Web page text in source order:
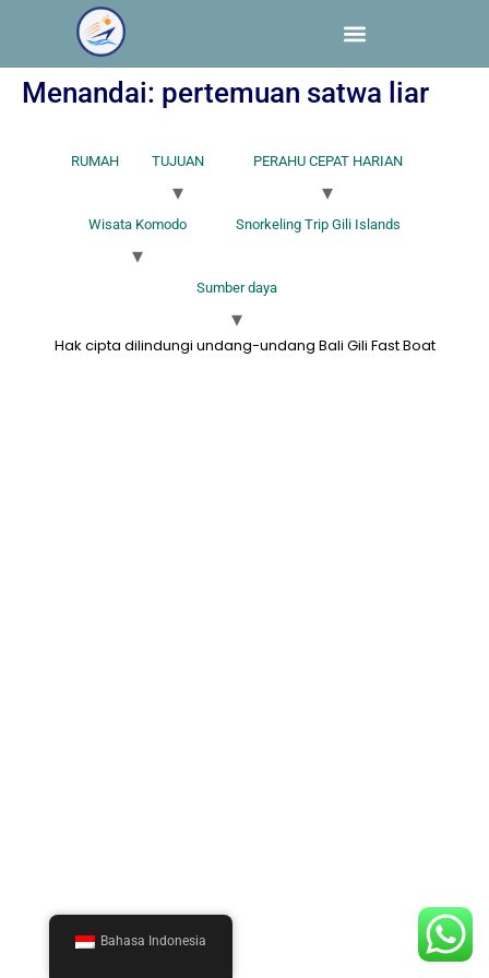
Menandai: pertemuan satwa liar
RUMAH TUJUAN PERAHU CEPAT HARIAN
Wisata Komodo Snorkeling Trip Gili Islands
Sumber daya
Hak cipta dilindungi undang-undang Bali Gili Fast Boat
Bahasa Indonesia